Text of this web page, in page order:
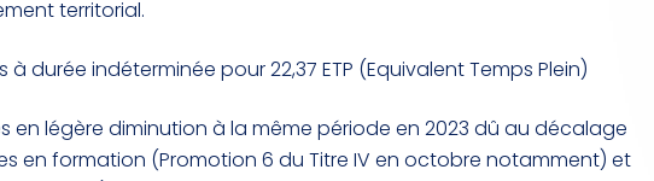
territorial.
à durée indéterminée pour 22,37 ETP (Equivalent Temps Plein)
en légère diminution à la même période en 2023 dû au décalage
en formation (Promotion 6 du Titre IV en octobre notamment) et